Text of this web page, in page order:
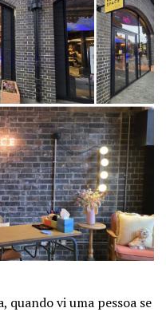
quando vi uma pessoa se